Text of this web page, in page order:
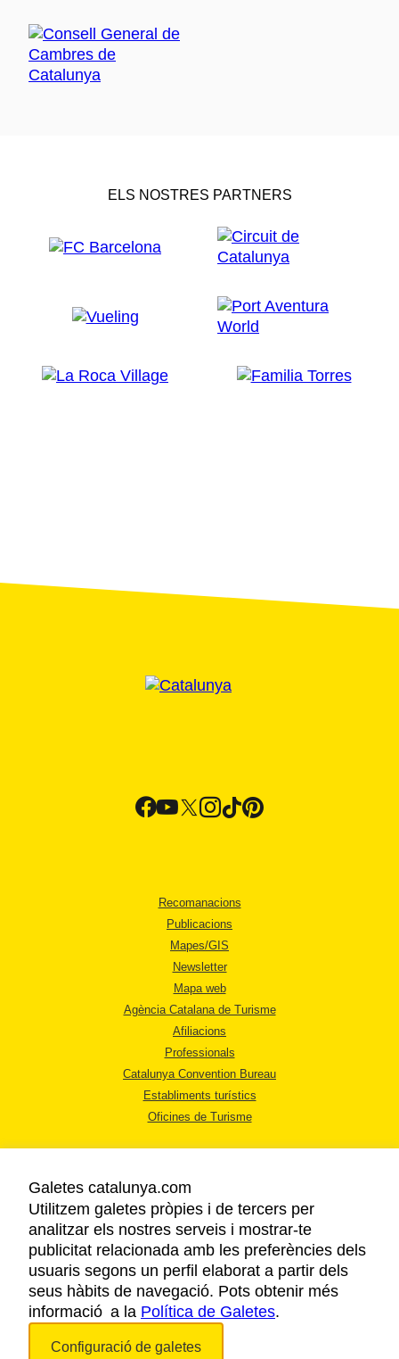
ELS NOSTRES PARTNERS
Recomanacions
Publicacions
Mapes/GIS
Newsletter
Mapa web
Agència Catalana de Turisme
Afiliacions
Professionals
Catalunya Convention Bureau
Establiments turístics
Oficines de Turisme
AVÍS LEGAL
POLÍTICA DE PRIVACITAT
COOKIES
ACCESSIBILITAT
Galetes catalunya.com
Utilitzem galetes pròpies i de tercers per
analitzar els nostres serveis i mostrar-te
publicitat relacionada amb les preferències dels
usuaris segons un perfil elaborat a partir dels
seus hàbits de navegació. Pots obtenir més
informació a la Política de Galetes.
Configuració de galetes